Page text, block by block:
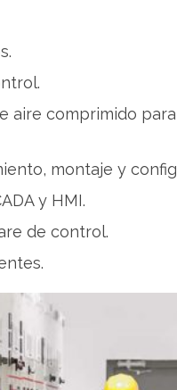
comprimido
montaje y
y HMI.
de control.